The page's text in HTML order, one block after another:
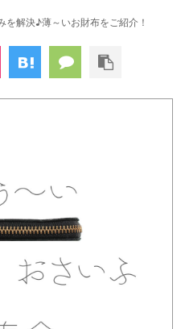
を解決♪薄～いお財布をご紹介！